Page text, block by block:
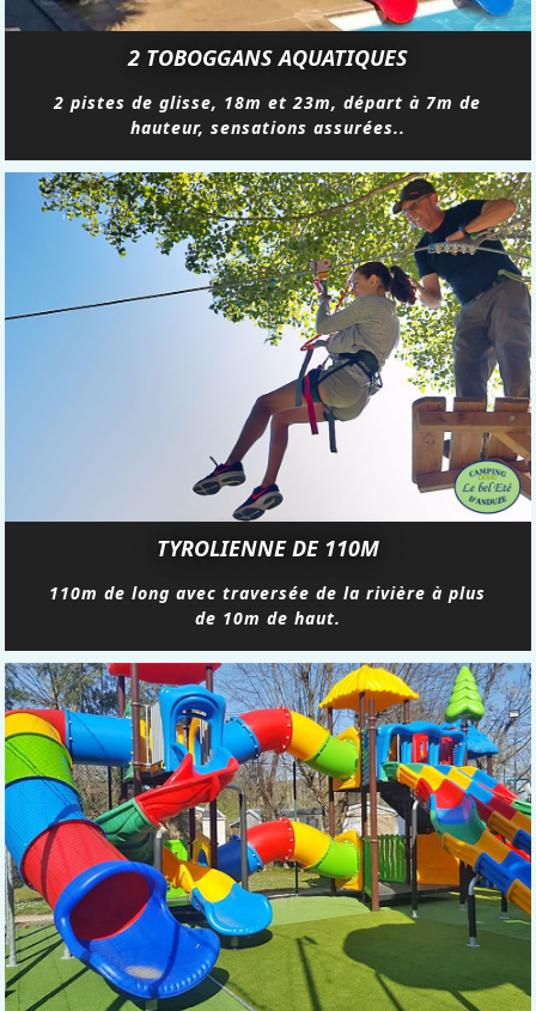
2 TOBOGGANS AQUATIQUES
2 pistes de glisse, 18m et 23m, départ à 7m de
hauteur, sensations assurées..
TYROLIENNE DE 110M
110m de long avec traversée de la rivière à plus
de 10m de haut.